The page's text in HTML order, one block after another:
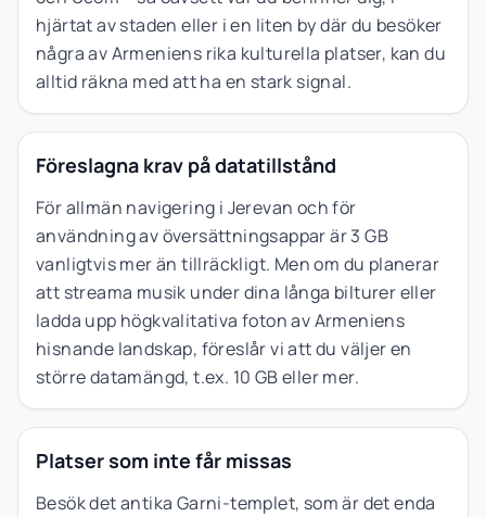
hjärtat av staden eller i en liten by där du besöker
några av Armeniens rika kulturella platser, kan du
alltid räkna med att ha en stark signal.
Föreslagna krav på datatillstånd
För allmän navigering i Jerevan och för
användning av översättningsappar är 3 GB
vanligtvis mer än tillräckligt. Men om du planerar
att streama musik under dina långa bilturer eller
ladda upp högkvalitativa foton av Armeniens
hisnande landskap, föreslår vi att du väljer en
större datamängd, t.ex. 10 GB eller mer.
Platser som inte får missas
Besök det antika Garni-templet, som är det enda